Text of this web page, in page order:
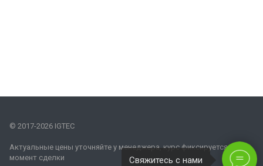
Свяжитесь с нами
© 2017-2026 IGTEC
Актуальные цены уточняйте у менеджера, курс фиксируется на
момент сделки